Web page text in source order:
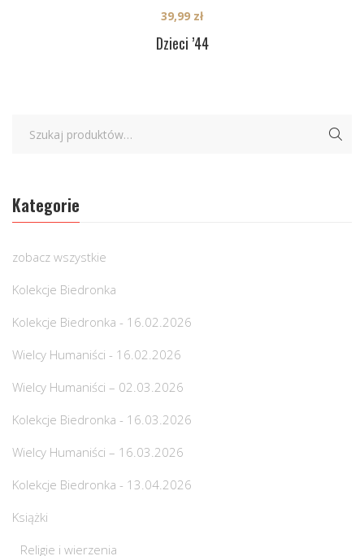
Dzieci ’44
39,99 zł
Kategorie
zobacz wszystkie
Kolekcje Biedronka
Kolekcje Biedronka - 16.02.2026
Wielcy Humaniści - 16.02.2026
Wielcy Humaniści – 02.03.2026
Kolekcje Biedronka - 16.03.2026
Wielcy Humaniści – 16.03.2026
Kolekcje Biedronka - 13.04.2026
Książki
Religie i wierzenia